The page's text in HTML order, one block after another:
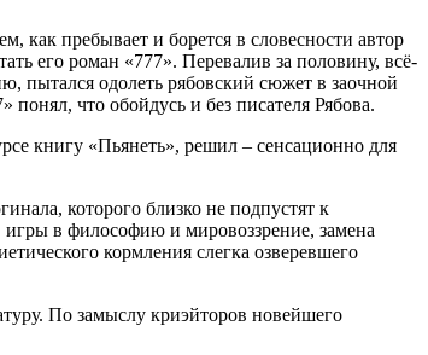
как пребывает и борется в словесности автор
его роман «777». Перевалив за половину, всё-
пытался одолеть рябовский сюжет в заочной
что обойдусь и без писателя Рябова.
книгу «Пьянеть», решил – сенсационно для
которого близко не подпустят к
в философию и мировоззрение, замена
кормления слегка озверевшего
По замыслу криэйторов новейшего